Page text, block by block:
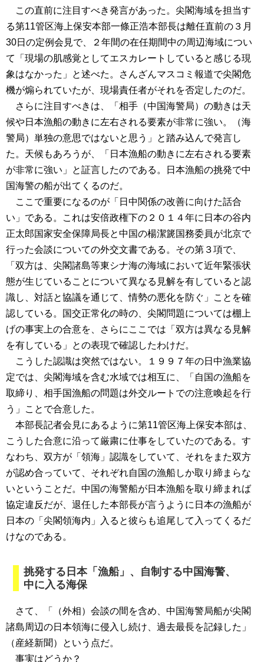
この直前に注目すべき発言があった。尖閣海域を担当す
る第11管区海上保安本部一條正浩本部長は離任直前の３月
30日の定例会見で、２年間の在任期間中の周辺海域につい
て「現場の肌感覚としてエスカレートしていると感じる現
象はなかった」と述べた。さんざんマスコミ報道で尖閣危
機が煽られていたが、現場責任者がそれを否定したのだ。
さらに注目すべきは、「相手（中国海警局）の動きは天
候や日本漁船の動きに左右される要素が非常に強い。（海
警局）単独の意思ではないと思う」と踏み込んで発言し
た。天候もあろうが、「日本漁船の動きに左右される要素
が非常に強い」と証言したのである。日本漁船の挑発で中
国海警の船が出てくるのだ。
ここで重要になるのが「日中関係の改善に向けた話合
い」である。これは安倍政権下の２０１４年に日本の谷内
正太郎国家安全保障局長と中国の楊潔篪国務委員が北京で
行った会談についての外交文書である。その第３項で、
「双方は、尖閣諸島等東シナ海の海域において近年緊張状
態が生じていることについて異なる見解を有していると認
識し、対話と協議を通じて、情勢の悪化を防ぐ」ことを確
認している。国交正常化の時の、尖閣問題については棚上
げの事実上の合意を、さらにここでは「双方は異なる見解
を有している」との表現で確認したわけだ。
こうした認識は突然ではない。１９９７年の日中漁業協
定では、尖閣海域を含む水域では相互に、「自国の漁船を
取締り、相手国漁船の問題は外交ルートでの注意喚起を行
う」ことで合意した。
本部長記者会見にあるように第11管区海上保安本部は、
こうした合意に沿って厳粛に仕事をしていたのである。す
なわち、双方が「領海」認識をしていて、それをまた双方
が認め合っていて、それぞれ自国の漁船しか取り締まらな
いということだ。中国の海警船が日本漁船を取り締まれば
協定違反だが、退任した本部長が言うように日本の漁船が
日本の「尖閣領海内」入ると彼らも追尾して入ってくるだ
けなのである。
挑発する日本「漁船」、自制する中国海警、
中に入る海保
さて、「（外相）会談の間を含め、中国海警局船が尖閣
諸島周辺の日本領海に侵入し続け、過去最長を記録した」
（産経新聞）という点だ。
事実はどうか？